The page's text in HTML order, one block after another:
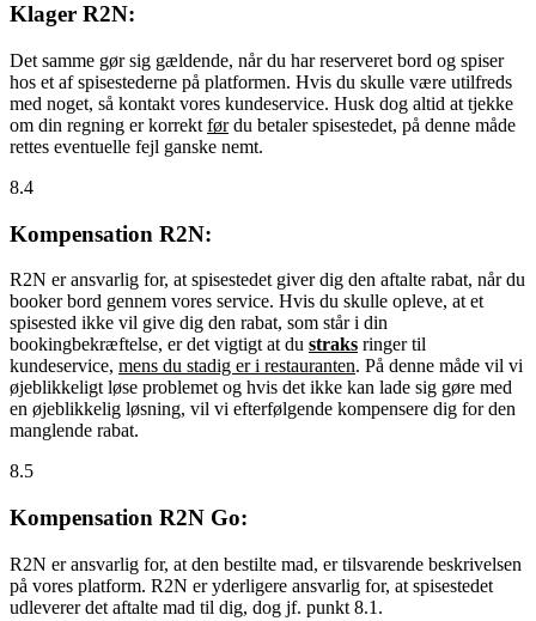
Klager R2N:
Det samme gør sig gældende, når du har reserveret bord og spiser
hos et af spisestederne på platformen. Hvis du skulle være utilfreds
med noget, så kontakt vores kundeservice. Husk dog altid at tjekke
om din regning er korrekt førdu betaler spisestedet, på denne måde
rettes eventuelle fejl ganske nemt.
8.4
Kompensation R2N:
R2N er ansvarlig for, at spisestedet giver dig den aftalte rabat, når du
booker bord gennem vores service. Hvis du skulle opleve, at et
spisested ikke vil give dig den rabat, som står i din
bookingbekræftelse, er det vigtigt at du straks ringer til
kundeservice, mens du stadig er i restauranten. På denne måde vil vi
øjeblikkeligt løse problemet og hvis det ikke kan lade sig gøre med
en øjeblikkelig løsning, vil vi efterfølgende kompensere dig for den
manglende rabat.
8.5
Kompensation R2N Go:
R2N er ansvarlig for, at den bestilte mad, er tilsvarende beskrivelsen
på vores platform. R2N er yderligere ansvarlig for, at spisestedet
udleverer det aftalte mad til dig, dog jf. punkt 8.1.